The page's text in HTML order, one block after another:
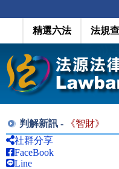
精選六法 法規
判解新訊 - 《智財》
社群分享
FaceBook
Line